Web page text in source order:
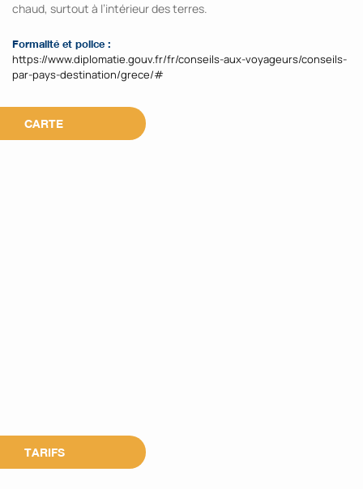
chaud, surtout à l’intérieur des terres.
Formalité et police :
https://www.diplomatie.gouv.fr/fr/conseils-aux-voyageurs/conseils-
par-pays-destination/grece/#
CARTE
TARIFS